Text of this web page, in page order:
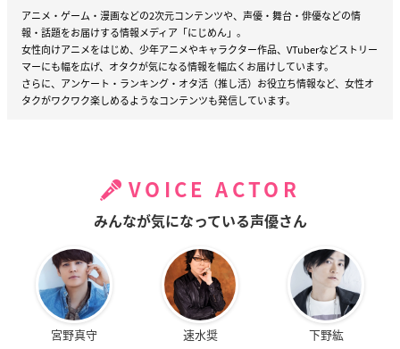
アニメ・ゲーム・漫画などの2次元コンテンツや、声優・舞台・俳優などの情
報・話題をお届けする情報メディア「にじめん」。
女性向けアニメをはじめ、少年アニメやキャラクター作品、VTuberなどストリー
マーにも幅を広げ、オタクが気になる情報を幅広くお届けしています。
さらに、アンケート・ランキング・オタ活（推し活）お役立ち情報など、女性オ
タクがワクワク楽しめるようなコンテンツも発信しています。
VOICE ACTOR
みんなが気になっている声優さん
宮野真守 速水奨 下野紘